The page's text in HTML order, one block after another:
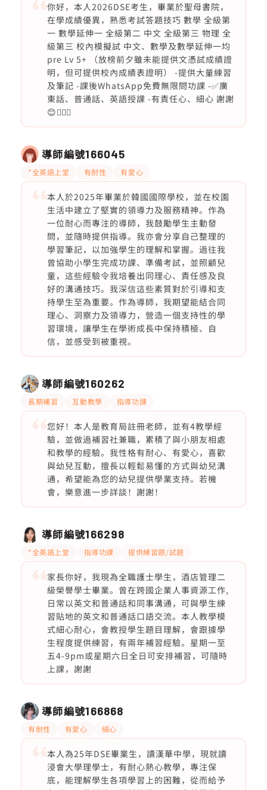
你好，本人2026DSE考生，畢業於聖母書院，
在學成績優異，熟悉考試答題技巧 數學 全級第
一 數學延伸一 全級第二 中文 全級第三 物理 全
級第三 校內模擬試 中文、數學及數學延伸一均
pre Lv 5+ （放榜前夕雖未能提供文憑試成績證
明，但可提供校內成績表證明） -提供大量練習
及筆記 -課後WhatsApp免費無限問功課 -✅廣
東話、普通話、英語授課 -有責任心、細心 謝謝
😊🙇🏻‍♀️
導師編號166045
*全英語上堂 有耐性 有愛心
本人於2025年畢業於韓國國際學校，並在校園
生活中建立了堅實的領導力及服務精神。作為
一位耐心而專注的導師，我鼓勵學生主動發
問，並隨時提供指導。我亦會分享自己整理的
學習筆記，以加強學生的理解和掌握。過往我
曾協助小學生完成功課、準備考試，並照顧兒
童，這些經驗令我培養出同理心、責任感及良
好的溝通技巧。我深信這些素質對於引導和支
持學生至為重要。作為導師，我期望能結合同
理心、洞察力及領導力，營造一個支持性的學
習環境，讓學生在學術成長中保持積極、自
信，並感受到被重視。
導師編號160262
長期補習 互動教學 指導功課
您好！本人是教育局註冊老師，並有4教學經
驗，並做過補習社兼職，累積了與小朋友相處
和教學的經驗。我性格有耐心、有愛心，喜歡
與幼兒互動，擅長以輕鬆易懂的方式與幼兒溝
通，希望能為您的幼兒提供學業支持。若機
會，樂意進一步詳談！謝謝！
導師編號166298
*全英語上堂 指導功課 提供練習題/試題
家長你好，我現為全職護士學生，酒店管理二
級榮譽學士畢業。曾在跨國企業人事資源工作,
日常以英文和普通話和同事溝通，可與學生練
習貼地的英文和普通話口語交流。本人教學模
式細心耐心，會教授學生題目理解，會跟據學
生程度提供練習，有兩年補習經驗。星期一至
五4-9pm或星期六日全日可安排補習，可隨時
上課，謝謝
導師編號166868
有耐性 有愛心 細心
本人為25年DSE畢業生，讀漢華中學，現就讀
浸會大學理學士，有耐心熱心教學，專注保
底，能理解學生各項學習上的困難，從而給予